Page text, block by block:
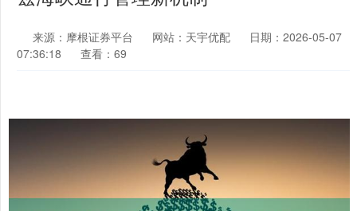
来源：摩根证券平台 网站：天宇优配
日期：2026-05-07
07:36:18
查看：69